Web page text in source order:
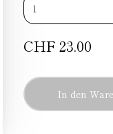
CHF 23.00
In den